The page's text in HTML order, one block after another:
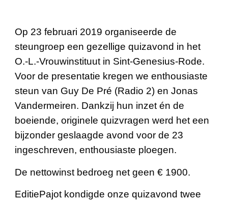
Op 23 februari 2019 organiseerde de
steungroep een gezellige quizavond in het
O.-L.-Vrouwinstituut in Sint-Genesius-Rode.
Voor de presentatie kregen we enthousiaste
steun van Guy De Pré (Radio 2) en Jonas
Vandermeiren. Dankzij hun inzet én de
boeiende, originele quizvragen werd het een
bijzonder geslaagde avond voor de 23
ingeschreven, enthousiaste ploegen.
De nettowinst bedroeg net geen € 1900.
EditiePajot kondigde onze quizavond twee